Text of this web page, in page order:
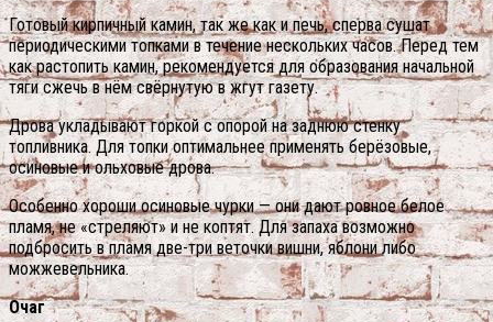
Готовый кирпичный камин, так же как и печь, сперва сушат
периодическими топками в течение нескольких часов. Перед тем
как растопить камин, рекомендуется для образования начальной
тяги сжечь в нём свёрнутую в жгут газету.
Дрова укладывают горкой с опорой на заднюю стенку
топливника. Для топки оптимальнее применять берёзовые,
осиновые и ольховые дрова.
Особенно хороши осиновые чурки — они дают ровное белое
пламя, не «стреляют» и не коптят. Для запаха возможно
подбросить в пламя две-три веточки вишни, яблони либо
можжевельника.
Очаг